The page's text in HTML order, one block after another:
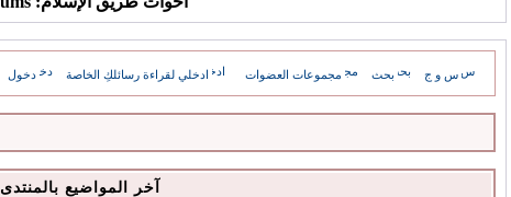
س و ج بحث مجموعات العضوات ادخلي لقراءة رسائلكِ الخاصة دخول
آخر المواضيع بالمنتدى